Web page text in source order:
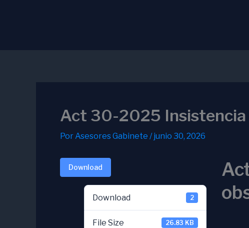
Act 30-2025 Insistencia
PorAsesores Gabinete /junio 30, 2026
Download
Download 2
File Size 26.83 KB